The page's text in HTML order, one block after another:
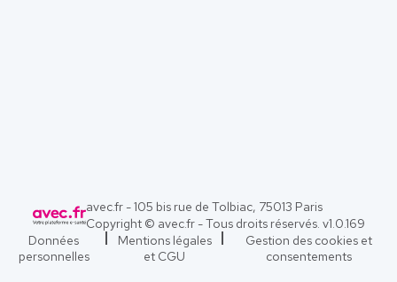
avec.fr - 105 bis rue de Tolbiac, 75013 Paris
Copyright © avec.fr - Tous droits réservés. v1.0.169
Données
personnelles
Mentions légales
et CGU
Gestion des cookies et
consentements